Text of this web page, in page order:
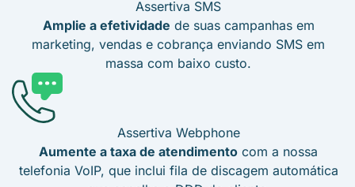
Assertiva SMS
Amplie a efetividade de suas campanhas em
marketing, vendas e cobrança enviando SMS em
massa com baixo custo.
Assertiva Webphone
Aumente a taxa de atendimento com a nossa
telefonia VoIP, que inclui fila de discagem automática